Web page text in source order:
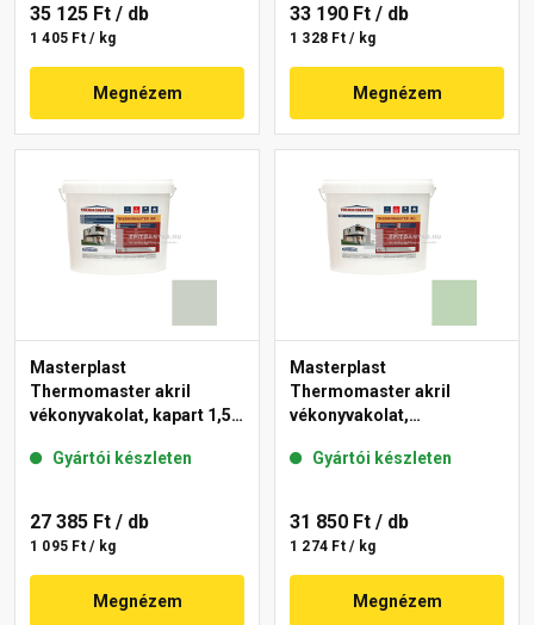
35 125 Ft / db
1 405 Ft / kg
Megnézem
33 190 Ft / db
1 328 Ft / kg
Megnézem
Masterplast
Thermomaster akril
vékonyvakolat, kapart 1,5
Gyártói készleten
27 385 Ft / db
1 095 Ft / kg
Megnézem
Masterplast
Thermomaster akril
vékonyvakolat,
41-D 25 kg
Gyártói készleten
31 850 Ft / db
1 274 Ft / kg
Megnézem